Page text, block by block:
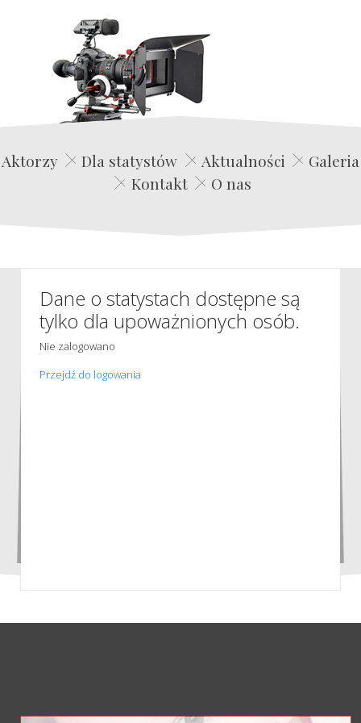
Edwin Film Agencja Aktorska
Aktorzy Dla statystów Aktualności
Galeria
Kontakt
O nas
Dane o statystach dostępne są
tylko dla upoważnionych osób.
Nie zalogowano
Przejdź do logowania